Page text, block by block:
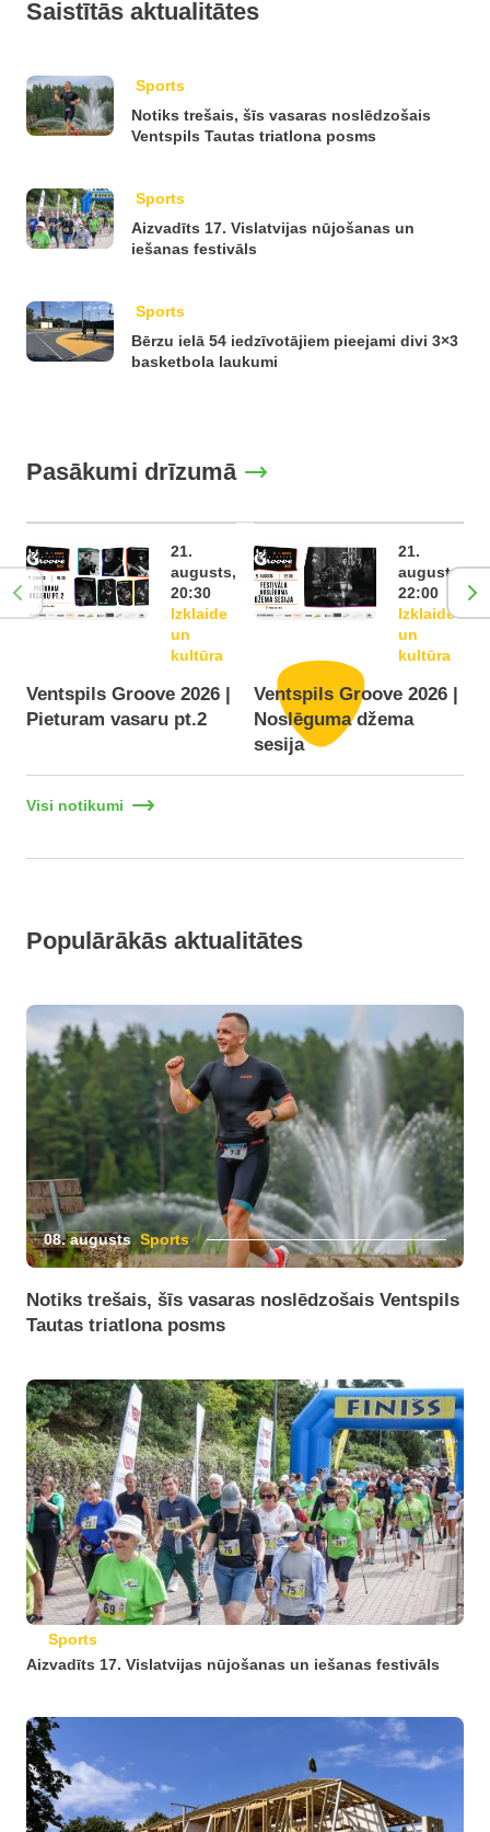
Saistītās aktualitātes
Sports
Notiks trešais, šīs vasaras noslēdzošais
Ventspils Tautas triatlona posms
Sports
Aizvadīts 17. Vislatvijas nūjošanas un
iešanas festivāls
Sports
Bērzu ielā 54 iedzīvotājiem pieejami divi 3×3
basketbola laukumi
Pasākumi drīzumā
21.
augusts,
20:30
Izklaide
un
kultūra
Ventspils Groove 2026 |
Pieturam vasaru pt.2
21.
augusts,
22:00
Izklaide
un
kultūra
Ventspils Groove 2026 |
Noslēguma džema
sesija
Visi notikumi
Populārākās aktualitātes
08. augusts Sports
Notiks trešais, šīs vasaras noslēdzošais Ventspils
Tautas triatlona posms
Sports
Aizvadīts 17. Vislatvijas nūjošanas un iešanas festivāls